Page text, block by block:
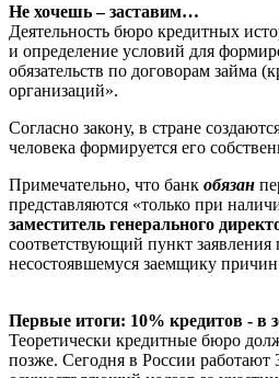
Не хочешь – заставим…
Деятельность бюро кредитных
и определение условий для
обязательств по договорам
организаций».
Согласно закону, в стране
человека формируется его
Примечательно, что банк обязан
представляются «только при
заместитель генерального
соответствующий пункт
несостоявшемуся заемщику
Первые итоги: 10% кредитов - в
Теоретически кредитные бюро
позже. Сегодня в России